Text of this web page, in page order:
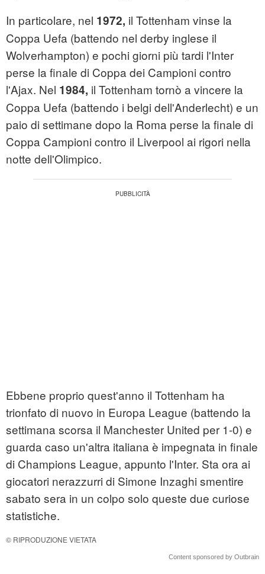
In particolare, nel 1972, il Tottenham vinse la
Coppa Uefa (battendo nel derby inglese il
Wolverhampton) e pochi giorni più tardi l'Inter
perse la finale di Coppa dei Campioni contro
l'Ajax. Nel 1984, il Tottenham tornò a vincere la
Coppa Uefa (battendo i belgi dell'Anderlecht) e un
paio di settimane dopo la Roma perse la finale di
Coppa Campioni contro il Liverpool ai rigori nella
notte dell'Olimpico.
Ebbene proprio quest'anno il Tottenham ha
trionfato di nuovo in Europa League (battendo la
settimana scorsa il Manchester United per 1-0) e
guarda caso un'altra italiana è impegnata in finale
di Champions League, appunto l'Inter. Sta ora ai
giocatori nerazzurri di Simone Inzaghi smentire
sabato sera in un colpo solo queste due curiose
statistiche.
© RIPRODUZIONE VIETATA
Content sponsored by Outbrain